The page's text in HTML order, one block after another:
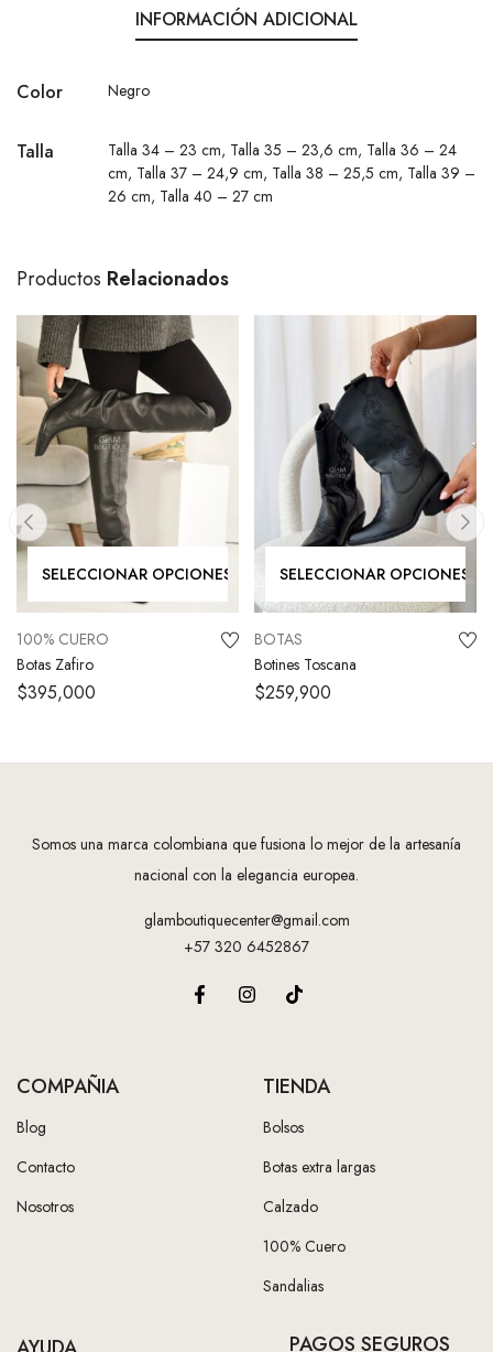
INFORMACIÓN ADICIONAL
Color Negro
Talla Talla 34 – 23 cm, Talla 35 – 23,6 cm, Talla 36 – 24
cm, Talla 37 – 24,9 cm, Talla 38 – 25,5 cm, Talla 39 –
26 cm, Talla 40 – 27 cm
Productos Relacionados
SELECCIONAR OPCIONES
100% CUERO
Botas Zafiro
$395,000
SELECCIONAR OPCIONES
BOTAS
Botines Toscana
$259,900
Somos una marca colombiana que fusiona lo mejor de la artesanía
nacional con la elegancia europea.
glamboutiquecenter@gmail.com
+57 320 6452867
COMPAÑIA
Blog
Contacto
Nosotros
TIENDA
Bolsos
Botas extra largas
Calzado
100% Cuero
Sandalias
PAGOS SEGUROS